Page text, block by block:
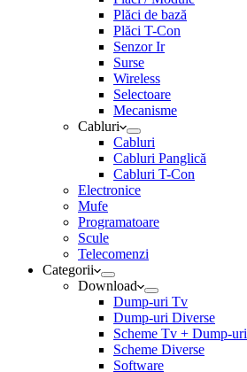
Plăci de bază
Plăci T-Con
Senzor Ir
Surse
Wireless
Selectoare
Mecanisme
Cabluri
Cabluri
Cabluri Panglică
Cabluri T-Con
Electronice
Mufe
Programatoare
Scule
Telecomenzi
Categorii
Download
Dump-uri Tv
Dump-uri Diverse
Scheme Tv + Dump-uri
Scheme Diverse
Software